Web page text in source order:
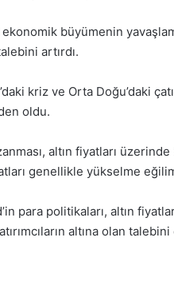
büyümenin
artırdı.
kriz ve Orta Doğu’daki
oldu.
altın fiyatları
genellikle yükselme
para politikaları, altın
altına olan